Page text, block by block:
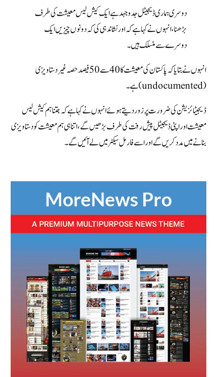
دوسری ہماری ڈیجیٹل جدوجہد ہے ایک کیش لیس معیشت کی طرف
بڑھنا،انہوں نے کہا ہے کہ اور نشاندہی کی کہ دونوں چیزیں ایک
دوسرے سے منسلک ہیں۔
انہوں نے بتایا کہ پاکستان کی معیشت کا 40 سے 50 فیصد حصہ غیر دستاویزی
(undocumented) ہے۔
ڈیجیٹائزیشن کی ضرورت پر زور دیتے ہوئے انہوں نے کہا ہے کہجتنا ہم کیش لیس
معیشت اور اپنی ڈیجیٹل پیش رفت کی طرف بڑھیں گے، اتنا ہی ہم معیشت کو دستاویزی
بنانے میں مدد کریں گے اور اسے فارمل سیکٹر میں لے آئیں گے۔